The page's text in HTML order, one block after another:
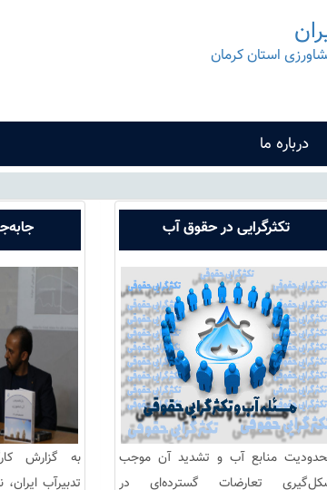
استان کرمان
درباره ما
تکثرگرایی در حقوق آب
منابع آب و تشدید آن موجب
تعارضات گسترده‌ای در
به گزارش
تدبیرآب